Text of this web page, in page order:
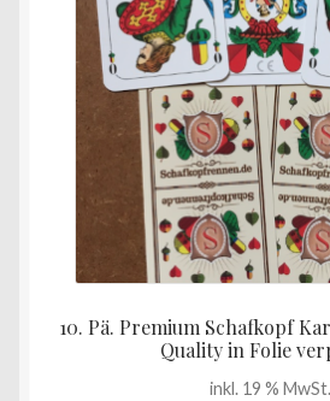
10. Pä. Premium Schafkopf
Quality in Folie
inkl. 19 % MwSt.